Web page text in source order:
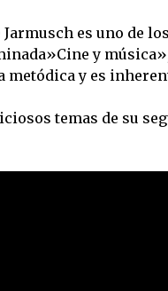
es uno de
y
metódica y es
temas de su